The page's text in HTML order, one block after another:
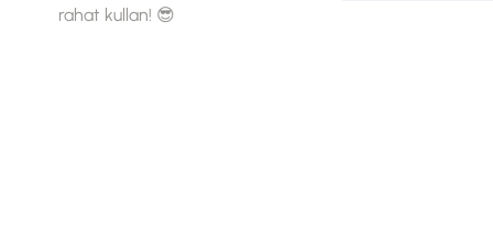
rahat kullan! 😎